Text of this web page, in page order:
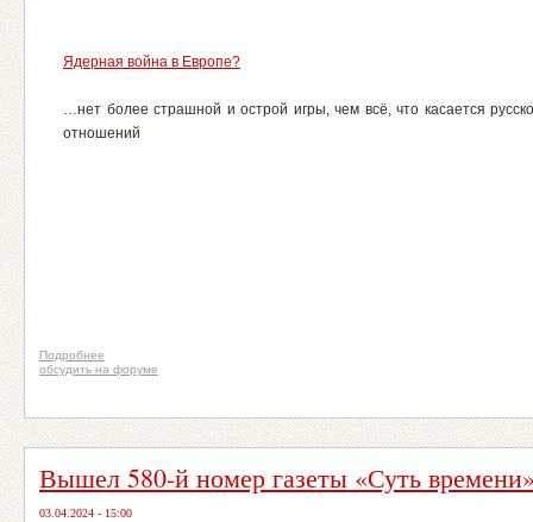
Ядерная война в Европе?
…нет более страшной и острой игры, чем всё, что касается
отношений
Подробнее
обсудить на форуме
Вышел 580-й номер газеты «Суть
03.04.2024 - 15:00